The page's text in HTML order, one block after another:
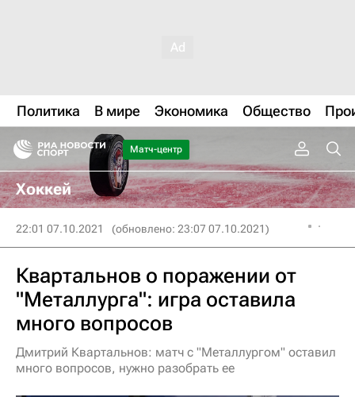
Политика В мире Экономика Общество
Матч-центр
Хоккей
22:01 07.10.2021 (обновлено: 23:07 07.10.2021)
Квартальнов о поражении от
"Металлурга": игра оставила
много вопросов
Дмитрий Квартальнов: матч с "Металлургом" оставил
много вопросов, нужно разобрать ее